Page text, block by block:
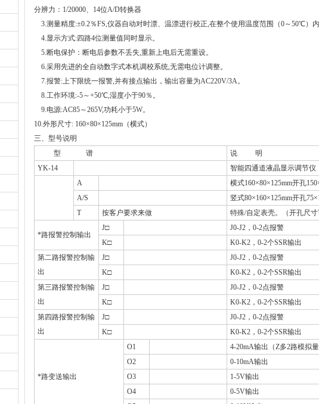
分辨力：1/20000、14位A/D转换器
3.测量精度:±0.2％FS,仪器自动对时漂、温漂进行校正,在整个使用温度范围（0～50℃）
4.显示方式:四路4位测量值同时显示。
5.断电保护：断电后参数不丢失,重新上电后无需重设。
6.采用先进的全自动数字式本机调校系统,无需电位计调整。
7.报警:上下限统一报警,并有接点输出，输出容量为AC220V/3A。
8.工作环境:-5～+50℃,湿度小于90％。
9.电源:AC85～265V,功耗小于5W。
10.外形尺寸: 160×80×125mm（横式）
三、型号说明
型 谱
说 明
YK-14
智能四通道液晶显示调节仪
A
横式160×80×125mm开孔
A/S
竖式80×160×125mm开孔
T
按客户要求来做 特殊/自定表壳。（开孔尺寸
*路报警控制输出
J□
J0-J2，0-2点报警
K□
K0-K2，0-2个SSR输出
第二路报警控制输
出
J□
J0-J2，0-2点报警
K□
K0-K2，0-2个SSR输出
第三路报警控制输
出
J□
J0-J2，0-2点报警
K□
K0-K2，0-2个SSR输出
第四路报警控制输
出
J□
J0-J2，0-2点报警
K□
K0-K2，0-2个SSR输出
*路变送输出
O1
4-20mA输出（Z多2路模拟量
O2
0-10mA输出
O3
1-5V输出
O4
0-5V输出